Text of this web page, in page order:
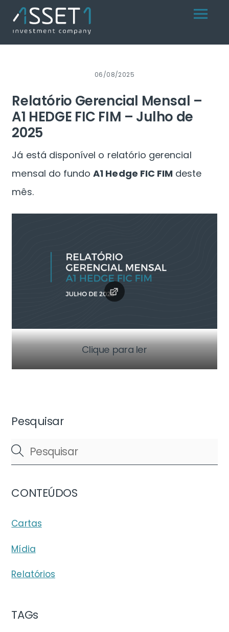
content
Menu
06/08/2025
Relatório Gerencial Mensal –
A1 HEDGE FIC FIM – Julho de
2025
Já está disponível o relatório gerencial
mensal do fundoA1 Hedge FIC FIM deste
mês.
Clique para ler
Pesquisar
CONTEÚDOS
Cartas
Mídia
Relatórios
TAGs